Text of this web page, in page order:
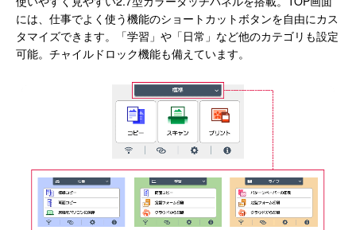
には、仕事でよく使う機能のショートカットボタンを自由にカス
タマイズできます。「学習」や「日常」など他のカテゴリも設定
可能。チャイルドロック機能も備えています。